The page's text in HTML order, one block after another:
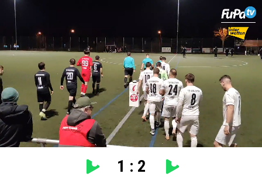
Unmute Loaded :
100.00%
settings
1 : 2